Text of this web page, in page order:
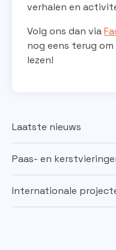
verhalen en
Volg ons dan via
nog eens terug
lezen!
Laatste nieuws
Paas- en
Internationale